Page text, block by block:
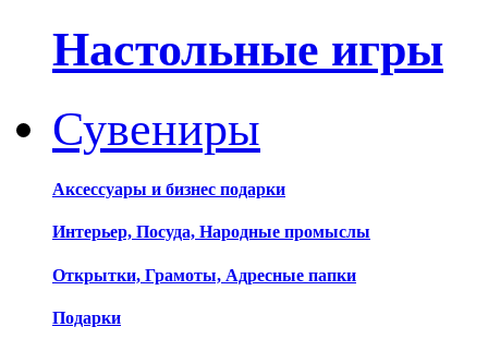
Настольные игры
Сувениры
Аксессуары и бизнес подарки
Интерьер, Посуда, Народные промыслы
Открытки, Грамоты, Адресные папки
Подарки